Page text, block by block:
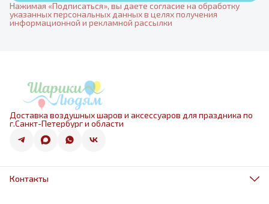
Нажимая «Подписаться», вы даете согласие на обработку
указанных персональных данных в целях получения
информационной и рекламной рассылки
Доставка воздушных шаров и аксессуаров для праздника по
г.Санкт-Петербург и области
Контакты